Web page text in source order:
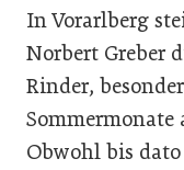
In Vorarlberg
Norbert Greber
Rinder,
Obwohl bis